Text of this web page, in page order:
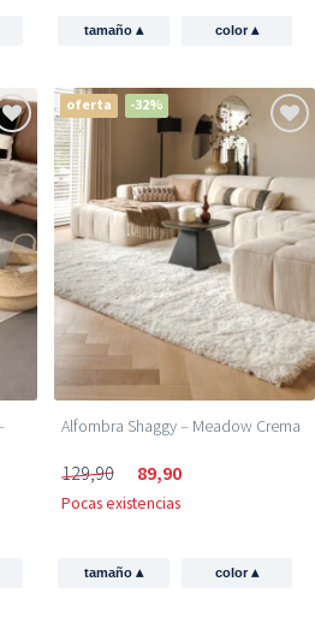
tamaño ▴ color▴
oferta -32%
Alfombra Shaggy – Meadow Crema
129,90 89,90
Pocas existencias
tamaño ▴ color▴